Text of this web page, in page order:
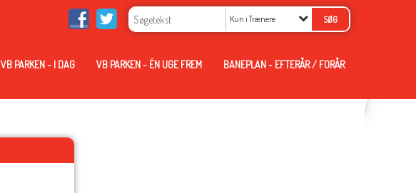
Kun i Trænere
VB PARKEN - I DAG VB PARKEN - ÉN UGE FREM
BANEPLAN - EFTERÅR / FORÅR